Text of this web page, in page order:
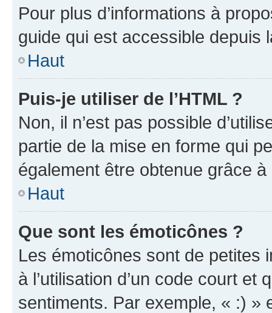
Pour plus d’informations à
guide qui est accessible depuis
Haut
Puis-je utiliser de l’HTML ?
Non, il n’est pas possible
partie de la mise en forme qui
également être obtenue grâce à
Haut
Que sont les émoticônes ?
Les émoticônes sont de petites
à l’utilisation d’un code court et
sentiments. Par exemple, « :) »